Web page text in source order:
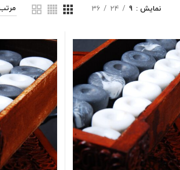
نمایش 9
24
36